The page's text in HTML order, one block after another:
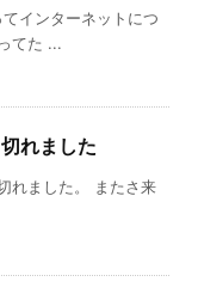
インターネットにつ
てた ...
れました
れました。 またさ来